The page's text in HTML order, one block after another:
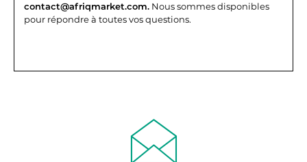
contact@afriqmarket.com. Nous sommes disponibles
pour répondre à toutes vos questions.